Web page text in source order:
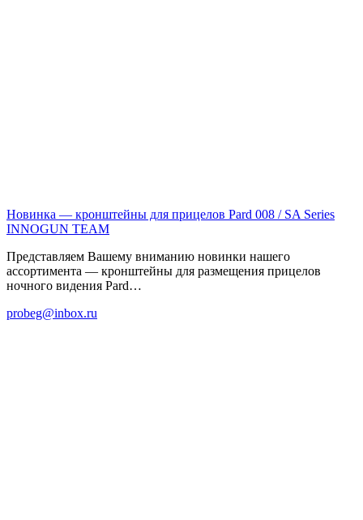
Новинка — кронштейны для прицелов Pard 008 / SA Series
INNOGUN TEAM
Представляем Вашему вниманию новинки нашего
ассортимента — кронштейны для размещения прицелов
ночного видения Pard…
probeg@inbox.ru